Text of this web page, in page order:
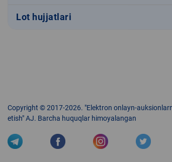
Lot hujjatlari
Copyright © 2017-2026. "Elektron onlayn-
etish" AJ. Barcha huquqlar himoyalangan